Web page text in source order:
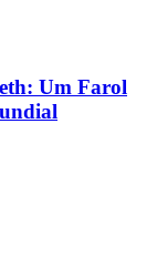
Um Farol